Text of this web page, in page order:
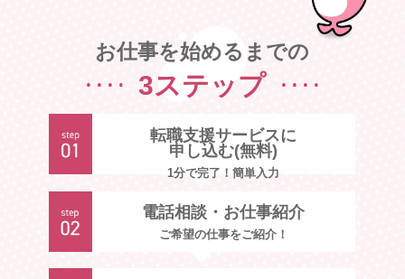
お仕事を始めるまでの
3ステップ
転職支援サービスに
申し込む(無料)
1分で完了！簡単入力
電話相談・お仕事紹介
ご希望の仕事をご紹介！